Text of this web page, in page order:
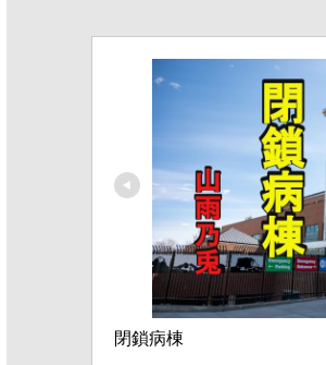
閉鎖病棟